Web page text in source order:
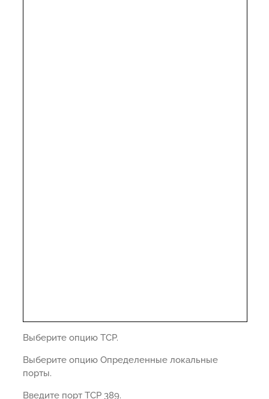
Выберите опцию TCP.
Выберите опцию Определенные локальные
порты.
Введите порт TCP 389.